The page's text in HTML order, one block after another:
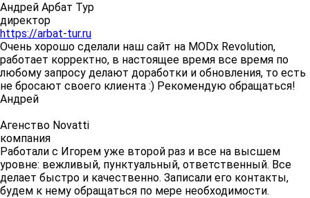
Андрей Арбат Тур
директор
https://arbat-tur.ru
Очень хорошо сделали наш сайт на MODx Revolution,
работает корректно, в настоящее время все время по
любому запросу делают доработки и обновления, то есть
не бросают своего клиента :) Рекомендую обращаться!
Андрей
Агенство Novatti
компания
Работали с Игорем уже второй раз и все на высшем
уровне: вежливый, пунктуальный, ответственный. Все
делает быстро и качественно. Записали его контакты,
будем к нему обращаться по мере необходимости.